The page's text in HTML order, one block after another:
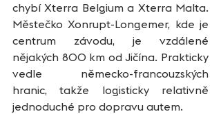
chybí Xterra Belgium a Xterra Malta.
Městečko Xonrupt-Longemer, kde je
centrum závodu, je vzdálené
nějakých 800 km od Jičína. Prakticky
vedle německo-francouzských
hranic, takže logisticky relativně
jednoduché pro dopravu autem.